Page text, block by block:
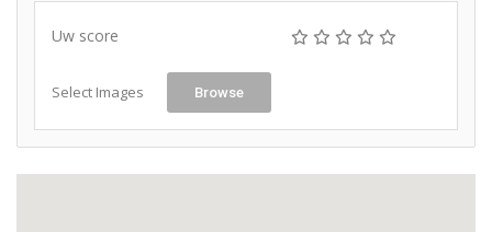
Uw score
Select Images Browse